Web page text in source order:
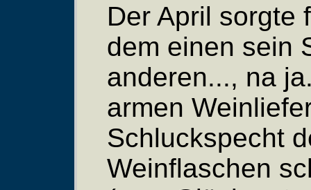
Der April sorgte
dem einen sein
anderen..., na
armen
Schluckspecht
Weinflaschen